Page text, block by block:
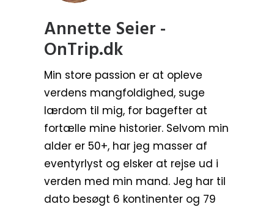
Annette Seier -
OnTrip.dk
Min store passion er at opleve
verdens mangfoldighed, suge
lærdom til mig, for bagefter at
fortælle mine historier. Selvom min
alder er 50+, har jeg masser af
eventyrlyst og elsker at rejse ud i
verden med min mand. Jeg har til
dato besøgt 6 kontinenter og 79